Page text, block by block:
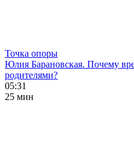
Точка опоры
Юлия Барановская. Почему
родителями?
05:31
25 мин